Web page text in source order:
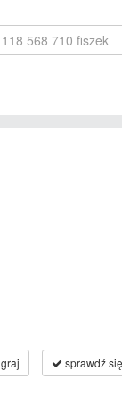
graj sprawdź się